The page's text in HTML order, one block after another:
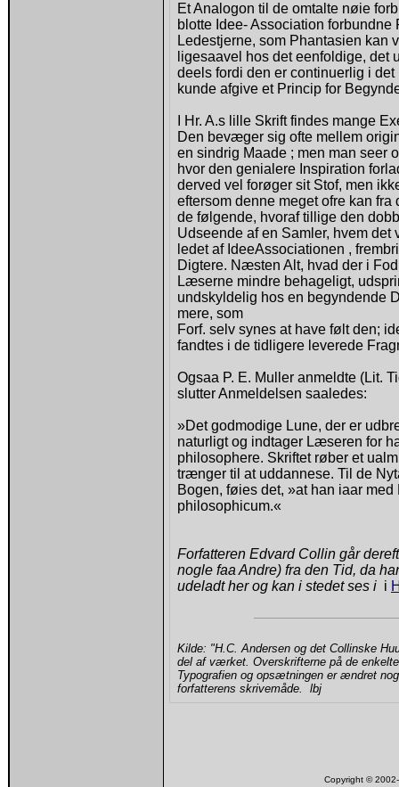
Et Analogon til de omtalte nøie
blotte Idee- Association
Ledestjerne, som Phantasien kan
ligesaavel hos det eenfoldige, det
deels fordi den er continuerlig i
kunde afgive et Princip for
I Hr. A.s lille Skrift findes mange
Den bevæger sig ofte mellem
en sindrig Maade ; men man seer
hvor den genialere Inspiration
derved vel forøger sit Stof, men
eftersom denne meget ofre kan
de følgende, hvoraf tillige den
Udseende af en Samler, hvem det
ledet af IdeeAssociationen ,
Digtere. Næsten Alt, hvad der i
Læserne mindre behageligt,
undskyldelig hos en begyndende
mere, som
Forf. selv synes at have følt den;
fandtes i de tidligere leverede
Ogsaa P. E. Muller anmeldte (Lit.
slutter Anmeldelsen saaledes:
»Det godmodige Lune, der er
naturligt og indtager Læseren for
philosophere. Skriftet røber et
trænger til at uddannese. Til de
Bogen, føies det, »at han iaar
philosophicum.«
Forfatteren Edvard Collin går
nogle faa Andre) fra den Tid, da
udeladt her og kan i stedet ses i i
Kilde: "H.C. Andersen og det Collinske
del af værket. Overskrifterne på de
Typografien og opsætningen er ændret
forfatterens skrivemåde. lbj
Copyright ©